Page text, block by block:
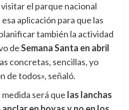
el parque nacional
aplicación para que las
también la actividad
deSemana Santa en abril
concretas, sencillas, yo
de todos», señaló.
será que las lanchas